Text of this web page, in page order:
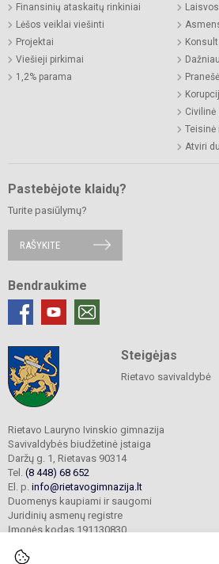
Finansinių ataskaitų rinkiniai
Lėšos veiklai viešinti
Projektai
Viešieji pirkimai
1,2% parama
Civilinė
Atviri
Pastebėjote klaidų?
Turite pasiūlymų?
RAŠYKITE
Bendraukime
Steigėjas
Rietavo savivaldybė
Rietavo Lauryno Ivinskio gimnazija
Savivaldybės biudžetinė įstaiga
Daržų g. 1, Rietavas 90314
Tel. (8 448) 68 652
El. p. info@rietavogimnazija.lt
Duomenys kaupiami ir saugomi
Juridinių asmenų registre
Įmonės kodas 191130830